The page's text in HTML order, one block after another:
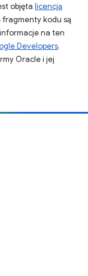
objęta licencją
fragmenty kodu są
na ten
Developers.
Oracle i jej